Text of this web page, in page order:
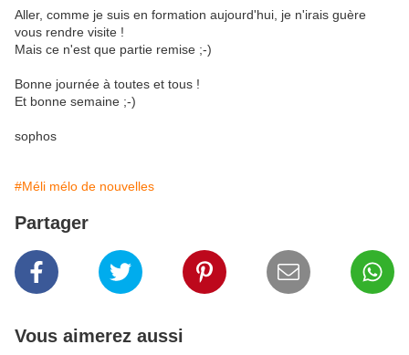
Aller, comme je suis en formation aujourd'hui, je n'irais guère
vous rendre visite !
Mais ce n'est que partie remise ;-)
Bonne journée à toutes et tous !
Et bonne semaine ;-)
sophos
#Méli mélo de nouvelles
Partager
Vous aimerez aussi